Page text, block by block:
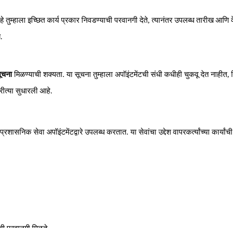
इच्छित कार्य प्रकार निवडण्याची परवानगी देते, त्यानंतर उपलब्ध तारीख आणि
मिळण्याची शक्यता. या सूचना तुम्हाला अपॉइंटमेंटची संधी कधीही चुकवू देत नाहीत,
सुधारली आहे.
सेवा अपॉइंटमेंटद्वारे उपलब्ध करतात. या सेवांचा उद्देश वापरकर्त्यांच्या